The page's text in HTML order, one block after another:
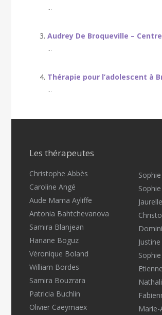
...
Audrey De Broqueville –
...
Thérapie pour l’adolescent à
...
Les thérapeutes
Christophe Abbès
Caroline Angé
Aude Mama Ayliffe
Antonia Bahtchevanova
Samira Blanjean
Hanane Boguz
Véronique Boland
William Bordes
Samira Bouzrara
Patricia Buchlin
Olivier Caeymaex
Marie-